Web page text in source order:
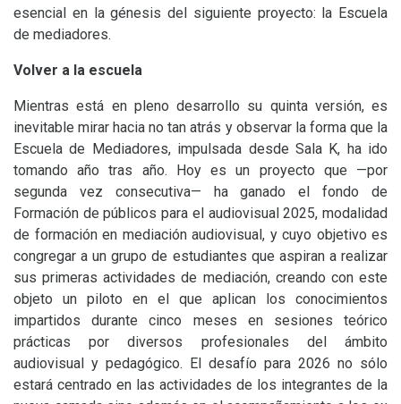
esencial en la génesis del siguiente proyecto: la Escuela
de mediadores.
Volver a la escuela
Mientras está en pleno desarrollo su quinta versión, es
inevitable mirar hacia no tan atrás y observar la forma que la
Escuela de Mediadores, impulsada desde Sala K, ha ido
tomando año tras año. Hoy es un proyecto que —por
segunda vez consecutiva— ha ganado el fondo de
Formación de públicos para el audiovisual 2025, modalidad
de formación en mediación audiovisual, y cuyo objetivo es
congregar a un grupo de estudiantes que aspiran a realizar
sus primeras actividades de mediación, creando con este
objeto un piloto en el que aplican los conocimientos
impartidos durante cinco meses en sesiones teórico
prácticas por diversos profesionales del ámbito
audiovisual y pedagógico. El desafío para 2026 no sólo
estará centrado en las actividades de los integrantes de la